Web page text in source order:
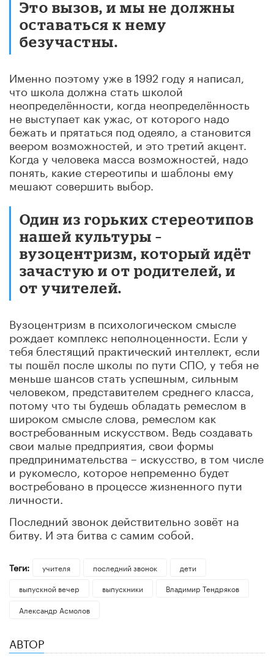
Это вызов, и мы не должны
оставаться к нему
безучастны.
Именно поэтому уже в 1992 году я написал,
что школа должна стать школой
неопределённости, когда неопределённость
не выступает как ужас, от которого надо
бежать и прятаться под одеяло, а становится
веером возможностей, и это третий акцент.
Когда у человека масса возможностей, надо
понять, какие стереотипы и шаблоны ему
мешают совершить выбор.
Один из горьких стереотипов
нашей культуры –
вузоцентризм, который идёт
зачастую и от родителей, и
от учителей.
Вузоцентризм в психологическом смысле
рождает комплекс неполноценности. Если у
тебя блестящий практический интеллект, если
ты пошёл после школы по пути СПО, у тебя не
меньше шансов стать успешным, сильным
человеком, представителем среднего класса,
потому что ты будешь обладать ремеслом в
широком смысле слова, ремеслом как
востребованным искусством. Ведь создавать
свои малые предприятия, свои формы
предпринимательства – искусство, в том числе
и рукомесло, которое непременно будет
востребовано в процессе жизненного пути
личности.
Последний звонок действительно зовёт на
битву. И эта битва с самим собой.
Теги: учителя последний звонок
дети
выпускной вечер
выпускники
Владимир Тендряков
Александр Асмолов
АВТОР